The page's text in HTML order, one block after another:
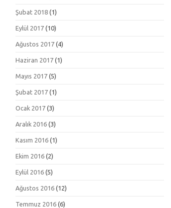
Şubat 2018 (1)
Eylül 2017 (10)
Ağustos 2017 (4)
Haziran 2017 (1)
Mayıs 2017 (5)
Şubat 2017 (1)
Ocak 2017 (3)
Aralık 2016 (3)
Kasım 2016 (1)
Ekim 2016 (2)
Eylül 2016 (5)
Ağustos 2016 (12)
Temmuz 2016 (6)